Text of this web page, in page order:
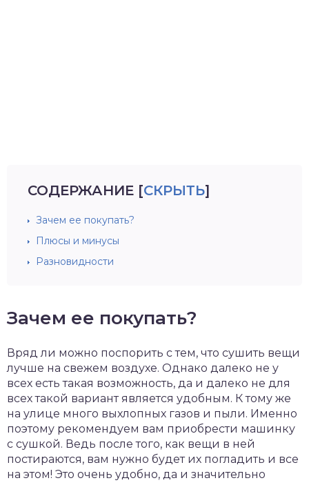
СОДЕРЖАНИЕ [СКРЫТЬ]
Зачем ее покупать?
Плюсы и минусы
Разновидности
Зачем ее покупать?
Вряд ли можно поспорить с тем, что сушить вещи
лучше на свежем воздухе. Однако далеко не у
всех есть такая возможность, да и далеко не для
всех такой вариант является удобным. К тому же
на улице много выхлопных газов и пыли. Именно
поэтому рекомендуем вам приобрести машинку
с сушкой. Ведь после того, как вещи в ней
постираются, вам нужно будет их погладить и все
на этом! Это очень удобно, да и значительно